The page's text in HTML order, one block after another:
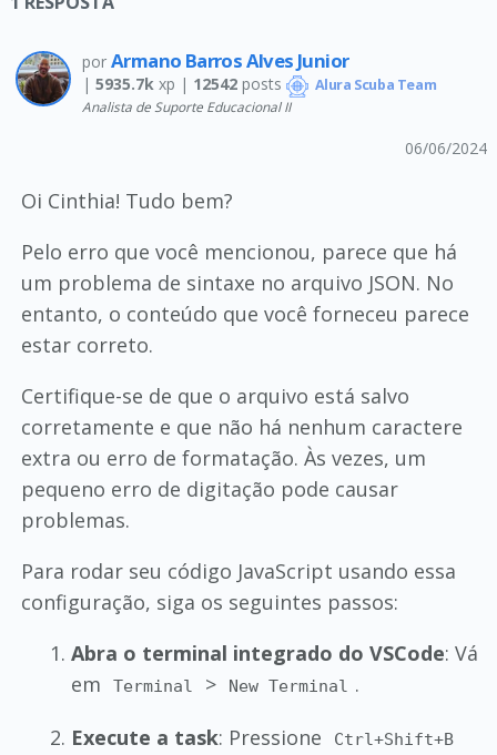
por Armano Barros Alves Junior
| 5935.7kxp | 12542posts Alura Scuba Team
Analista de Suporte Educacional II
06/06/2024
Oi Cinthia! Tudo bem?
Pelo erro que você mencionou, parece que há
um problema de sintaxe no arquivo JSON. No
entanto, o conteúdo que você forneceu parece
estar correto.
Certifique-se de que o arquivo está salvo
corretamente e que não há nenhum caractere
extra ou erro de formatação. Às vezes, um
pequeno erro de digitação pode causar
problemas.
Para rodar seu código JavaScript usando essa
configuração, siga os seguintes passos:
Abra o terminal integrado do VSCode: Vá
em
Terminal > New Terminal .
Execute a task: Pressione Ctrl+Shift+B